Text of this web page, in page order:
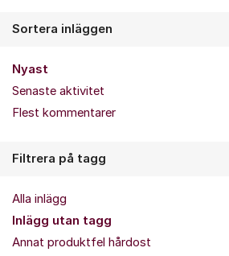
Sortera inläggen
Nyast
Senaste aktivitet
Flest kommentarer
Filtrera på tagg
Alla inlägg
Inlägg utan tagg
Annat produktfel hårdost